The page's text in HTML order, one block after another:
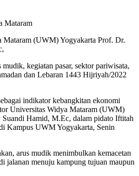
Mataram (UWM) Yogyakarta Prof. Dr.
mudik, kegiatan pasar, sektor pariwisata,
dan Lebaran 1443 Hijriyah/2022
indikator kebangkitan ekonomi
Universitas Widya Mataram (UWM)
Hamid, M.Ec, dalam pidato Iftitah
Kampus UWM Yogyakarta, Senin
arus mudik menimbulkan kemacetan
jalanan menuju kampung tujuan maupun